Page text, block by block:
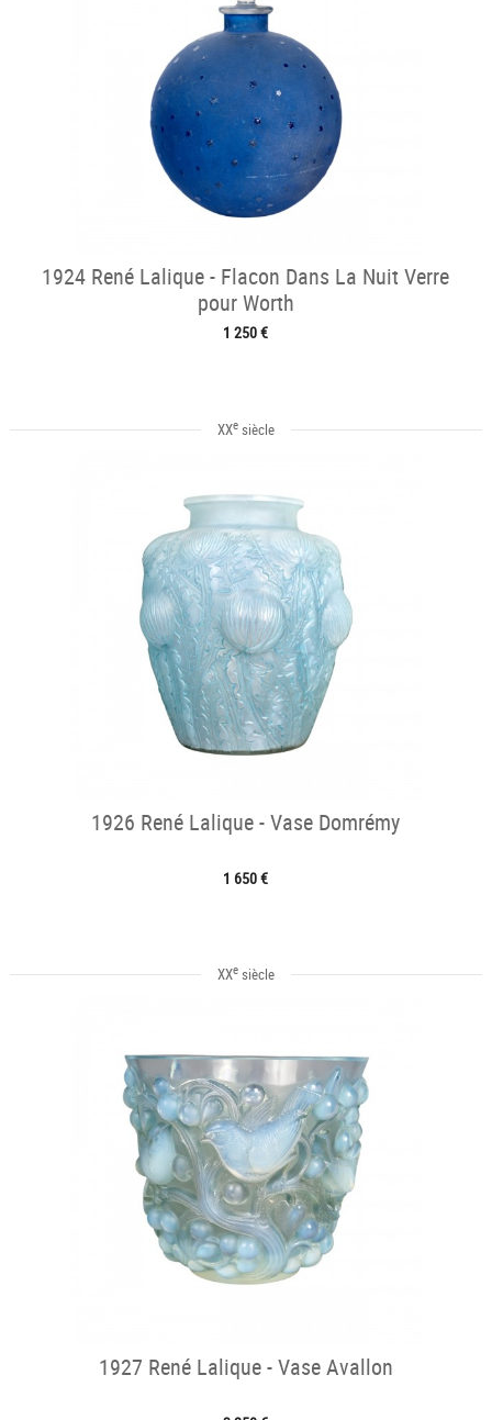
1924 René Lalique - Flacon Dans La Nuit Verre
pour Worth
1 250 €
XXesiècle
1926 René Lalique - Vase Domrémy
1 650 €
XXesiècle
1927 René Lalique - Vase Avallon